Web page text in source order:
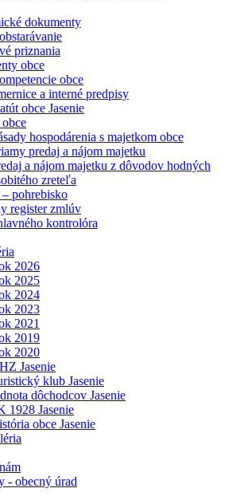
dokumenty
priznania
obce
obce
a interné predpisy
obce Jasenie
hospodárenia s majetkom obce
predaj a nájom majetku
a nájom majetku z dôvodov hodných
zreteľa
pohrebisko
register zmlúv
kontrolóra
2026
2025
2024
2023
2021
2019
2020
Jasenie
klub Jasenie
dôchodcov Jasenie
1928 Jasenie
obce Jasenie
- obecný úrad